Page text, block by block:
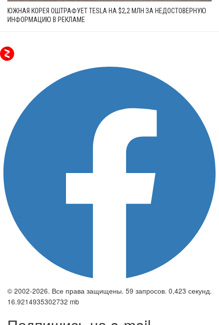
ЮЖНАЯ КОРЕЯ ОШТРАФУЕТ TESLA НА $2,2 МЛН ЗА НЕДОСТОВЕРНУЮ
ИНФОРМАЦИЮ В РЕКЛАМЕ
© 2002-2026. Все права защищены. 59 запросов. 0,423 секунд.
16.9214935302732 mb